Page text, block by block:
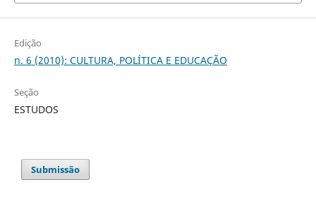
Edição
n. 6 (2010): CULTURA, POLÍTICA E EDUCAÇÃO
Seção
ESTUDOS
Submissão